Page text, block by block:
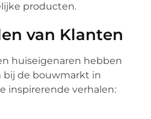
producten.
van Klanten
huiseigenaren hebben
bij de bouwmarkt in
inspirerende verhalen: